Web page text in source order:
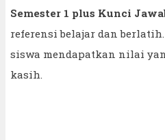
Semester 1 plus Kunci
referensi belajar dan
siswa mendapatkan nilai
kasih.